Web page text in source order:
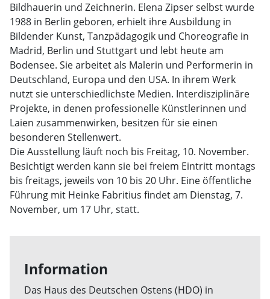
Bildhauerin und Zeichnerin. Elena Zipser selbst wurde
1988 in Berlin geboren, erhielt ihre Ausbildung in
Bildender Kunst, Tanzpädagogik und Choreografie in
Madrid, Berlin und Stuttgart und lebt heute am
Bodensee. Sie arbeitet als Malerin und Performerin in
Deutschland, Europa und den USA. In ihrem Werk
nutzt sie unterschiedlichste Medien. Interdisziplinäre
Projekte, in denen professionelle Künstlerinnen und
Laien zusammenwirken, besitzen für sie einen
besonderen Stellenwert.
Die Ausstellung läuft noch bis Freitag, 10. November.
Besichtigt werden kann sie bei freiem Eintritt montags
bis freitags, jeweils von 10 bis 20 Uhr. Eine öffentliche
Führung mit Heinke Fabritius findet am Dienstag, 7.
November, um 17 Uhr, statt.
Information
Das Haus des Deutschen Ostens (HDO) in